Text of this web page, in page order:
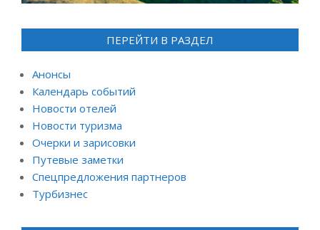
ПЕРЕЙТИ В РАЗДЕЛ
Анонсы
Календарь событий
Новости отелей
Новости туризма
Очерки и зарисовки
Путевые заметки
Спецпредложения партнеров
Турбизнес